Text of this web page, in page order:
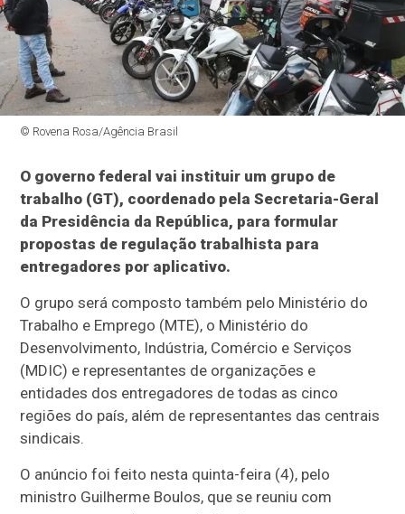
© Rovena Rosa/Agência Brasil
O governo federal vai instituir um grupo de
trabalho (GT), coordenado pela Secretaria-Geral
da Presidência da República, para formular
propostas de regulação trabalhista para
entregadores por aplicativo.
O grupo será composto também pelo Ministério do
Trabalho e Emprego (MTE), o Ministério do
Desenvolvimento, Indústria, Comércio e Serviços
(MDIC) e representantes de organizações e
entidades dos entregadores de todas as cinco
regiões do país, além de representantes das centrais
sindicais.
O anúncio foi feito nesta quinta-feira (4), pelo
ministro Guilherme Boulos, que se reuniu com